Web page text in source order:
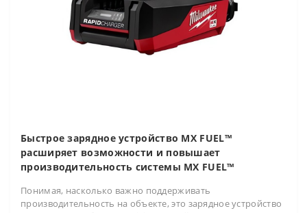
Быстрое зарядное устройство MX FUEL™
расширяет возможности и повышает
производительность системы MX FUEL™
Понимая, насколько важно поддерживать
производительность на объекте, это зарядное устройство